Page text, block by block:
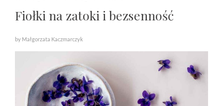
Fiołki na zatoki i bezsenność
by Małgorzata Kaczmarczyk